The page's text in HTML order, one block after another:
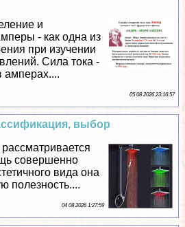
и
- как одна из
при изучении
Сила тока -
амперах....
05 08 2026 23:16:57
выбор
совершенно
вида она
полезность....
04 08 2026 1:27:59